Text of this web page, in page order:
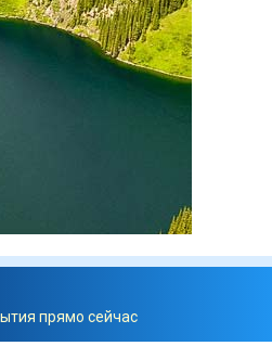
прямо сейчас